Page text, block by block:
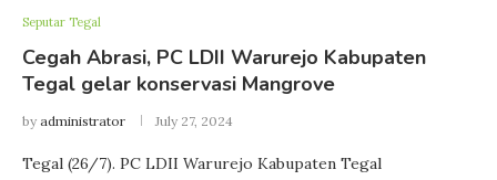
Seputar Tegal
Cegah Abrasi, PC LDII Warurejo Kabupaten
Tegal gelar konservasi Mangrove
by administrator July 27, 2024
Tegal (26/7). PC LDII Warurejo Kabupaten Tegal